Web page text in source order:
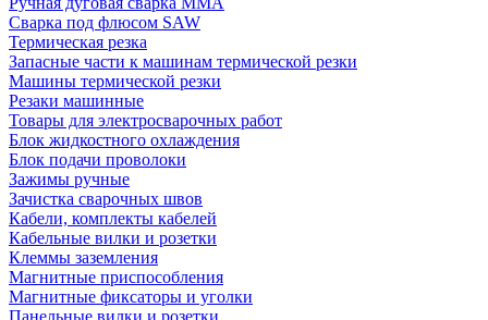
Сварка под флюсом SAW
Термическая резка
Запасные части к машинам термической резки
Машины термической резки
Резаки машинные
Товары для электросварочных работ
Блок жидкостного охлаждения
Блок подачи проволоки
Зажимы ручные
Зачистка сварочных швов
Кабели, комплекты кабелей
Кабельные вилки и розетки
Клеммы заземления
Магнитные приспособления
Магнитные фиксаторы и уголки
Панельные вилки и розетки